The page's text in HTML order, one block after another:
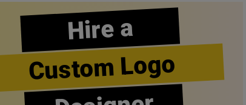
Hire a
Custom Logo